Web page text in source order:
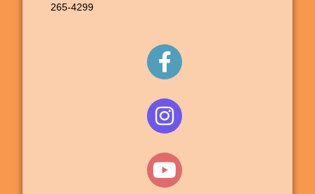
265-4299